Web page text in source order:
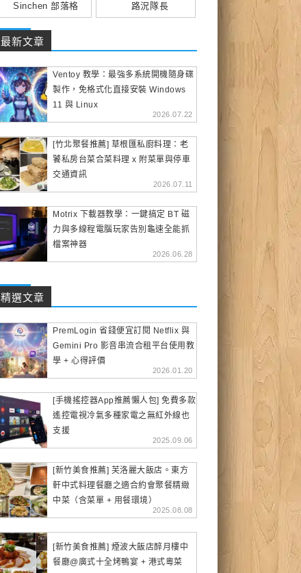
Sinchen 部落格 路況隊長
最新文章
Ventoy 教學：最強多系統開機隨身碟
製作，免格式化直接安裝 Windows
11 與 Linux
2026.07.22
[竹北聚餐推薦] 草根匯私廚料理：老
饕私房台菜合菜料理 x 附菜單與停車
交通資訊
2026.07.11
Motrix 下載器教學：一鍵搞定 BT 磁
力與多線程電腦玩家告別龜速全能抓
檔案神器
2026.06.28
精選文章
PremLogin 省錢便宜訂閱 Netflix 與
Gemini Pro 影音串流合租平台使用教
學 + 心得評價
2026.01.20
[手機搖控器App推薦懶人包] 免費多款
遙控電視冷氣多種家電之無紅外線也
支援
2025.09.06
[新竹美食推薦] 芙洛麗大飯店。東方
軒中式料理餐廳之適合約會聚餐精緻
中菜（含菜單 + 用餐環境）
2025.08.08
[新竹美食推薦] 煙波大飯店醉月樓中
餐廳@廣式十全烤鴨宴 + 港式粵菜